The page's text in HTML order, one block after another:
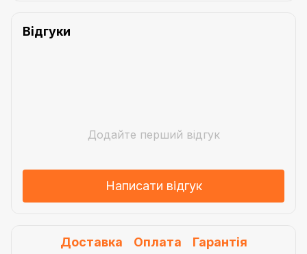
Відгуки
Додайте перший відгук
Написати відгук
Доставка Оплата Гарантія